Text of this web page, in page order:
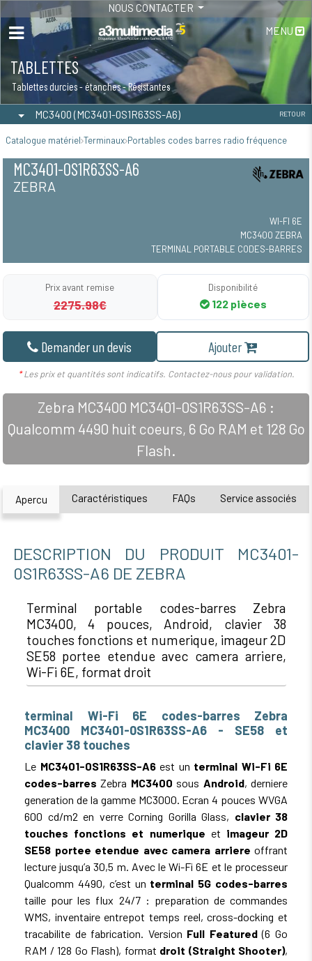
NOUS CONTACTER
MENU
TABLETTES
Tablettes durcies - étanches - Résistantes
MAINTENANCE - INSTALLATION
Maintenance-Installation
MC3400 (MC3401-0S1R63SS-A6) RETOUR
Catalogue matériel Terminaux Portables codes barres radio fréquence
MC3401-0S1R63SS-A6
ZEBRA
WI-FI 6E
MC3400 ZEBRA
TERMINAL PORTABLE CODES-BARRES
Prix avant remise
2275.98€
Disponibilité
122 pièces
Demander un devis Ajouter
*Les prix et quantités sont indicatifs. Contactez-nous pour validation.
Zebra MC3400 MC3401-0S1R63SS-A6 :
Qualcomm 4490 huit coeurs, 6 Go RAM et 128 Go
Flash.
Apercu Caractéristiques FAQs Service associés
DESCRIPTION DU PRODUIT MC3401-
0S1R63SS-A6 DE ZEBRA
Terminal portable codes-barres Zebra
MC3400, 4 pouces, Android, clavier 38
touches fonctions et numerique, imageur 2D
SE58 portee etendue avec camera arriere,
Wi-Fi 6E, format droit
terminal Wi-Fi 6E codes-barres Zebra
MC3400 MC3401-0S1R63SS-A6 - SE58 et
clavier 38 touches
Le MC3401-0S1R63SS-A6est un terminal Wi-Fi 6E
codes-barres Zebra MC3400 sous Android, derniere
generation de la gamme MC3000. Ecran 4 pouces WVGA
600 cd/m2 en verre Corning Gorilla Glass, clavier 38
touches fonctions et numerique et imageur 2D
SE58 portee etendue avec camera arriere offrant
lecture jusqu’a 30,5 m. Avec le Wi-Fi 6E et le processeur
Qualcomm 4490, c’est un terminal 5G codes-barres
taille pour les flux 24/7 : preparation de commandes
WMS, inventaire entrepot temps reel, cross-docking et
tracabilite de fabrication. Version Full Featured(6 Go
RAM / 128 Go Flash), format droit (Straight Shooter),